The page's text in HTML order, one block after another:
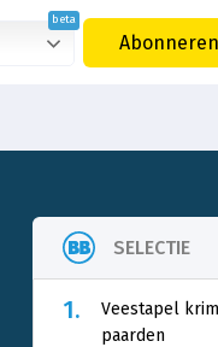
Abonneren
SELECTIE
1.
Veestapel
paarden